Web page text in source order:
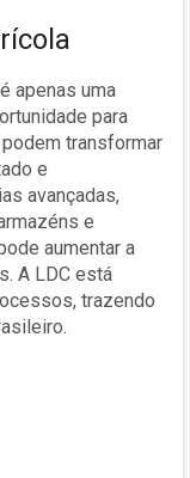
apenas uma
para
transformar
e
avançadas,
e
aumentar a
A LDC está
trazendo